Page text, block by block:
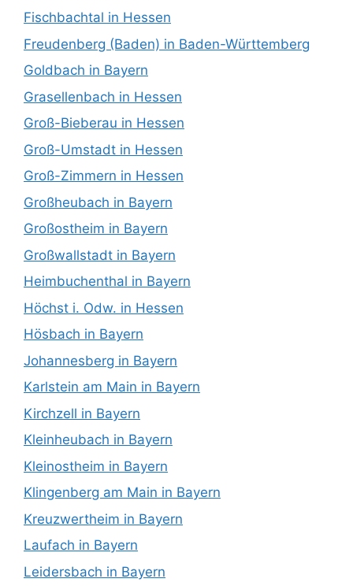
Fischbachtal in Hessen
Freudenberg (Baden) in Baden-Württemberg
Goldbach in Bayern
Grasellenbach in Hessen
Groß-Bieberau in Hessen
Groß-Umstadt in Hessen
Groß-Zimmern in Hessen
Großheubach in Bayern
Großostheim in Bayern
Großwallstadt in Bayern
Heimbuchenthal in Bayern
Höchst i. Odw. in Hessen
Hösbach in Bayern
Johannesberg in Bayern
Karlstein am Main in Bayern
Kirchzell in Bayern
Kleinheubach in Bayern
Kleinostheim in Bayern
Klingenberg am Main in Bayern
Kreuzwertheim in Bayern
Laufach in Bayern
Leidersbach in Bayern